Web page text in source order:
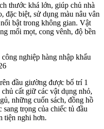
thước khá lớn, giúp chủ nhà
đặc biệt, sử dụng màu nâu vân
bật trong không gian. Vật
mối mọt, cong vênh, độ bền
đầu giường được bố trí 1
cất giữ các vật dụng nhỏ,
những cuốn sách, đồng hồ
trọng của chiếc tủ đầu
tiện nghi hơn.